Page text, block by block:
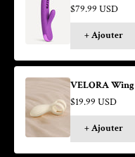
Prix de vente
$79.99 USD
+ Ajouter
VELORA Wing
Prix de vente
$19.99 USD
+ Ajouter